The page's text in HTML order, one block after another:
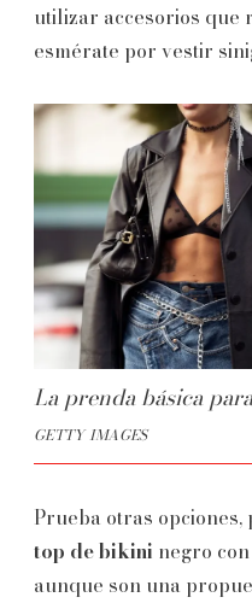
utilizar accesorios que
esmérate por vestir
La prenda básica
GETTY IMAGES
Prueba otras
top de bikini negro
aunque son una